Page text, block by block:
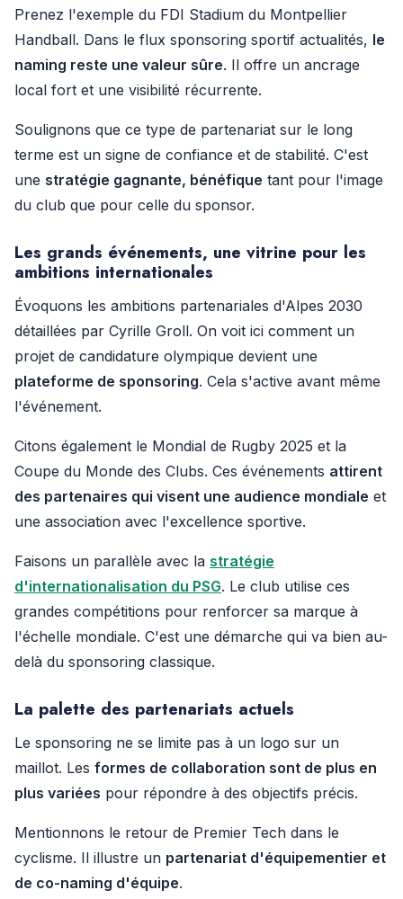
Prenez l'exemple du FDI Stadium du Montpellier
Handball. Dans le flux sponsoring sportif actualités, le
naming reste une valeur sûre. Il offre un ancrage
local fort et une visibilité récurrente.
Soulignons que ce type de partenariat sur le long
terme est un signe de confiance et de stabilité. C'est
une stratégie gagnante, bénéfique tant pour l'image
du club que pour celle du sponsor.
Les grands événements, une vitrine pour les
ambitions internationales
Évoquons les ambitions partenariales d'Alpes 2030
détaillées par Cyrille Groll. On voit ici comment un
projet de candidature olympique devient une
plateforme de sponsoring. Cela s'active avant même
l'événement.
Citons également le Mondial de Rugby 2025 et la
Coupe du Monde des Clubs. Ces événements attirent
des partenaires qui visent une audience mondiale et
une association avec l'excellence sportive.
Faisons un parallèle avec la stratégie
d'internationalisation du PSG. Le club utilise ces
grandes compétitions pour renforcer sa marque à
l'échelle mondiale. C'est une démarche qui va bien au-
delà du sponsoring classique.
La palette des partenariats actuels
Le sponsoring ne se limite pas à un logo sur un
maillot. Les formes de collaboration sont de plus en
plus variées pour répondre à des objectifs précis.
Mentionnons le retour de Premier Tech dans le
cyclisme. Il illustre un partenariat d'équipementier et
de co-naming d'équipe.